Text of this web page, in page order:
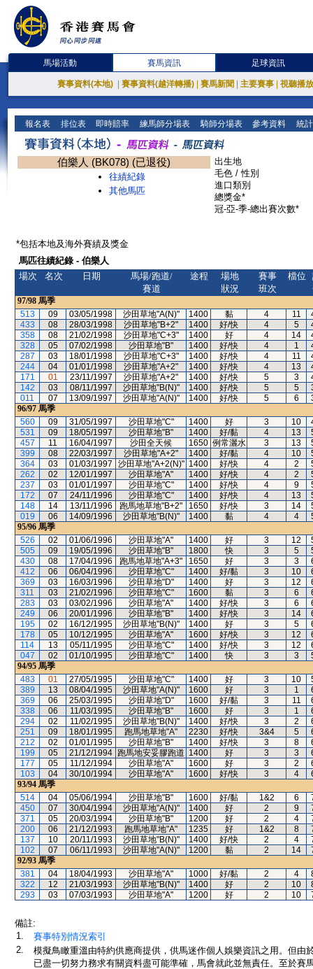
馬場活動 賽馬資訊 足球資訊
賽事資料(本地) 賽事資料(越洋轉播) 賽馬新聞 主要賽事 視聽播
報名表 排位表 即時賠率 練馬師分場表 騎師分場表 參考資料 統
伯樂人 (BK078) (已退役)
往績紀錄
其他馬匹
出生地
毛色 / 性別
進口類別
總獎金*
冠-亞-季-總出賽次數*
*包括本地及海外賽績及獎金
馬匹往績紀錄 - 伯樂人
場次
名次 日期
馬場/跑道/
賽道
途程
場地
狀況
賽事
班次
檔位
97/98 馬季
513
09 03/05/1998 沙田草地"A(N)" 1400 黏 4 11
433
08 28/03/1998 沙田草地"B+2" 1400 好/快 4 5
358
08 21/02/1998 沙田草地"C+3" 1400 好 4 14
328
05 07/02/1998 沙田草地"B" 1400 好/快 4 1
287
03 18/01/1998 沙田草地"C+3" 1400 好/快 4 11
244
04 01/01/1998 沙田草地"A+2" 1400 好/快 4 13
171
01 23/11/1997 沙田草地"A+2" 1400 好/快 5 3
142
03 08/11/1997 沙田草地"B(N)" 1400 好/快 5 5
011
07 13/09/1997 沙田草地"A(N)" 1400 好/快 5 6
96/97 馬季
560
09 31/05/1997 沙田草地"C" 1400 好 3 10
531
09 18/05/1997 沙田草地"B" 1400 好/黏 4 13
457
11 16/04/1997 沙田全天候 1650 例常灑水 3 13
399
08 22/03/1997 沙田草地"A+2" 1400 好/黏 4 10
364
03 01/03/1997 沙田草地"A+2(N)" 1400 好/快 4 2
262
02 12/01/1997 沙田草地"A" 1400 好/快 4 2
237
03 01/01/1997 沙田草地"C" 1400 好/快 4 9
172
07 24/11/1996 沙田草地"C" 1400 好/快 4 13
148
14 13/11/1996 跑馬地草地"B+2" 1650 好/快 3 14
019
06 14/09/1996 沙田草地"B(N)" 1400 黏 4 4
95/96 馬季
526
02 01/06/1996 沙田草地"A" 1400 好 3 12
505
09 19/05/1996 沙田草地"B" 1800 快 3 5
430
08 17/04/1996 跑馬地草地"A+3" 1650 好 3 3
412
06 06/04/1996 沙田草地"C" 1400 好/黏 3 10
369
03 16/03/1996 沙田草地"D" 1400 好 3 12
311
03 21/02/1996 沙田草地"C" 1600 黏 3 6
283
03 03/02/1996 沙田草地"A" 1400 好/快 3 6
249
06 20/01/1996 沙田草地"B" 1400 好/快 3 14
195
02 16/12/1995 沙田草地"B(N)" 1400 好 3 5
178
05 10/12/1995 沙田草地"A" 1600 好/快 3 12
114
13 05/11/1995 沙田草地"C" 1400 好/快 3 12
047
02 01/10/1995 沙田草地"C" 1400 快 3 3
94/95 馬季
483
01 27/05/1995 沙田草地"C" 1400 好 3 10
389
13 08/04/1995 沙田草地"A(N)" 1600 好 3 1
369
06 25/03/1995 沙田草地"D" 1600 好/黏 3 11
338
06 11/03/1995 沙田草地"B" 1600 好 3 1
294
02 11/02/1995 沙田草地"B(N)" 1400 好/快 3 2
251
09 18/01/1995 跑馬地草地"A" 2230 好/快 3&4 5
212
02 01/01/1995 沙田草地"B" 1400 好/快 3 8
199
05 21/12/1994 跑馬地安妥膠跑道 1400 好 3 3
177
05 11/12/1994 沙田草地"A" 1600 好 3 2
103
04 30/10/1994 沙田草地"A" 1600 好/快 3 4
93/94 馬季
514
04 05/06/1994 沙田草地"B" 1600 好/黏 1&2 6
450
07 30/04/1994 沙田草地"A(N)" 1400 好 2 9
371
05 20/03/1994 沙田草地"B" 1200 好 2 4
200
06 21/12/1993 跑馬地草地"A" 1235 好 1&2 8
137
10 20/11/1993 沙田草地"B(N)" 1400 好/快 2 4
102
07 06/11/1993 沙田草地"A(N)" 1200 黏 2 14
92/93 馬季
381
04 18/04/1993 沙田草地"A" 1000 好/黏 2 4
322
12 21/03/1993 沙田草地"B(N)" 1400 好 2 10
293
03 07/03/1993 沙田草地"A" 1200 好 2 10
備註:
1.
賽事特別情況索引
2.
模擬鳥瞰重溫由特約供應商提供，供馬迷作個人娛樂資訊之用。但
已盡一切努力務求有關資料盡可能準確，馬會就此並無責任。至於賽